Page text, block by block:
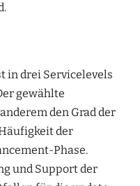
in drei Servicelevels
gewählte
den Grad der
der
Phase.
und Support der